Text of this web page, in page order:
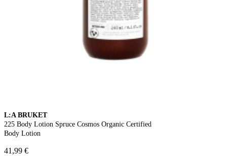
L:A BRUKET
225 Body Lotion Spruce Cosmos Organic Certified
Body Lotion
41,99 €